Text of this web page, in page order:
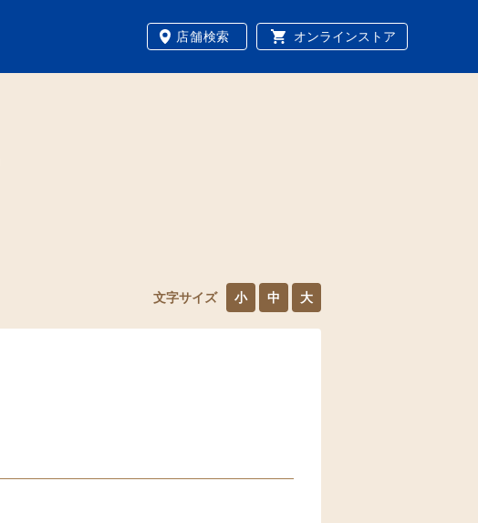
店舗検索 オンラインストア
文字サイズ 小 中 大